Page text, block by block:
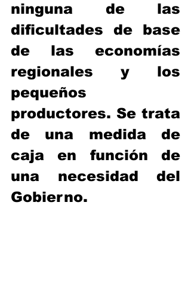
ninguna de las
dificultades de base
de las economías
regionales y los
pequeños
productores. Se trata
de una medida de
caja en función de
una necesidad del
Gobierno.